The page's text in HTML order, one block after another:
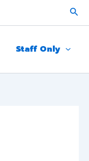
Staff Only